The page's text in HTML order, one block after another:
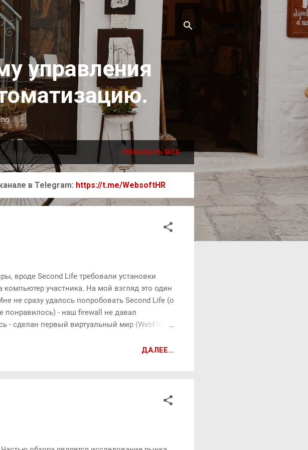
управления
ПОКАЗАТЬ ВСЕ
в Telegram: https://t.me/WebsoftHR
вроде Second Life требовали установки
участника. На мой взгляд это один
не сразу удалось попробовать Second Life (о
понравилось) - наш firewall не давал
- сделан первый виртуальный мир (WebFlock)
использования за $100.000. Если
ДАЛЕЕ...